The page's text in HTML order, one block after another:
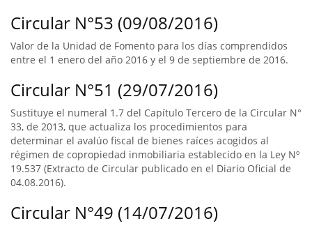
Circular N°53 (09/08/2016)
Valor de la Unidad de Fomento para los días comprendidos
entre el 1 enero del año 2016 y el 9 de septiembre de 2016.
Circular N°51 (29/07/2016)
Sustituye el numeral 1.7 del Capítulo Tercero de la Circular N°
33, de 2013, que actualiza los procedimientos para
determinar el avalúo fiscal de bienes raíces acogidos al
régimen de copropiedad inmobiliaria establecido en la Ley Nº
19.537 (Extracto de Circular publicado en el Diario Oficial de
04.08.2016).
Circular N°49 (14/07/2016)